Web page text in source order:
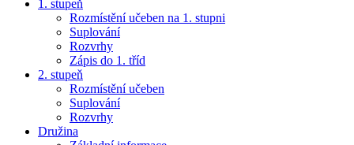
1. stupeň
Rozmístění učeben na 1. stupni
Suplování
Rozvrhy
Zápis do 1. tříd
2. stupeň
Rozmístění učeben
Suplování
Rozvrhy
Družina